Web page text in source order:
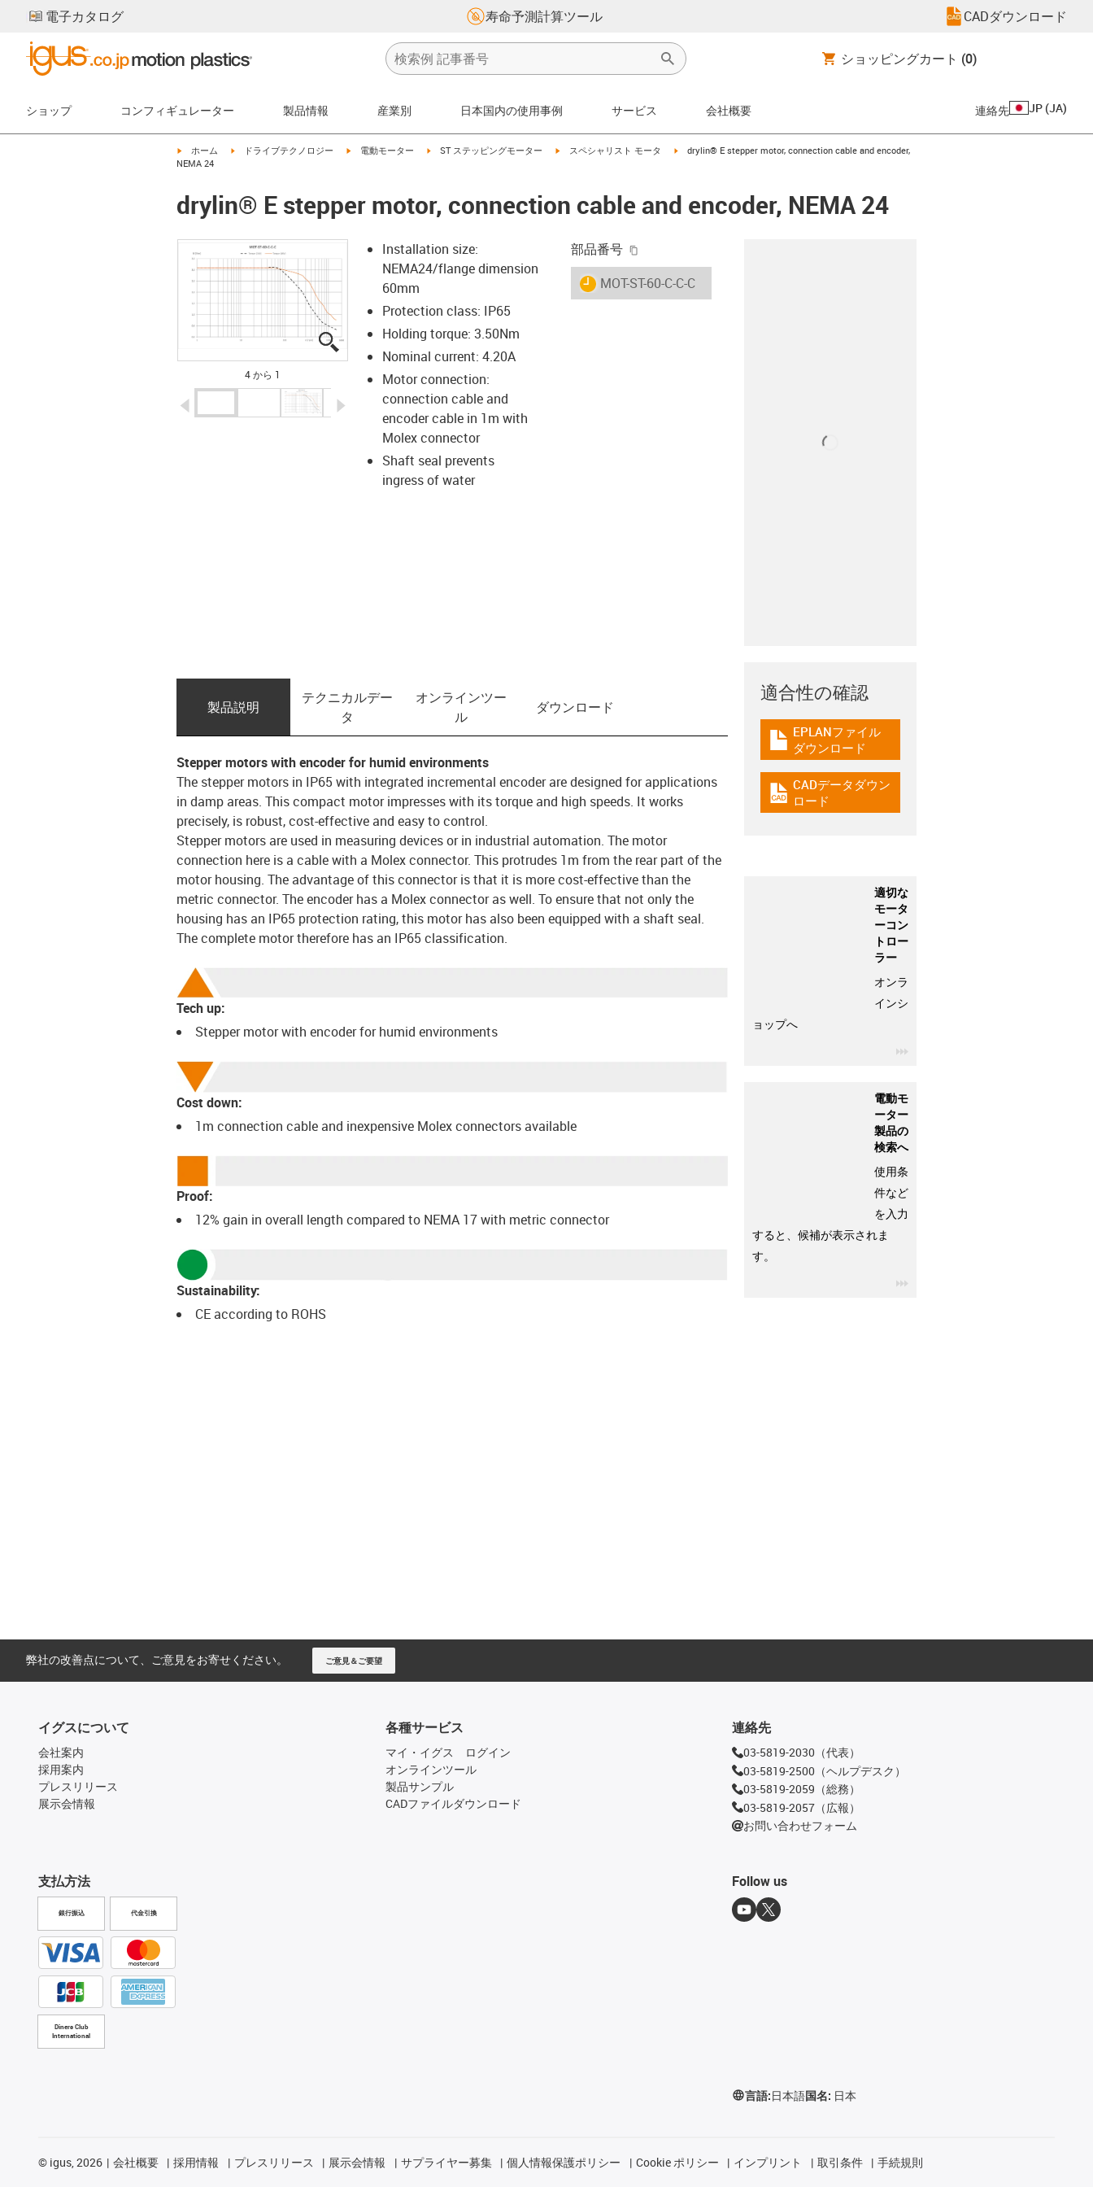
電子カタログ 寿命予測計算ツール CADダウンロード
ショッピングカート (0)
ショップ コンフィギュレーター 製品情報 産業別 日本国内の使用事例 サービス 会社概要 連絡先 JP (JA)
igus-icon-arrow-right
ホーム igus-icon-arrow-right
ドライブテクノロジー igus-icon-arrow-right
電動モーター igus-icon-arrow-right
ST ステッピングモーター igus-icon-arrow-right
スペシャリスト モータ igus-icon-arrow-right
drylin® E stepper motor, connection cable and encoder,
NEMA 24
drylin® E stepper motor, connection cable and encoder, NEMA 24
igus-icon-lupe
igus-icon-lupe
igus-icon-lupe
igus-icon-lupe
4 から 1
igus-icon-arrow-right
Installation size:
NEMA24/flange dimension
60mm
Protection class: IP65
Holding torque: 3.50Nm
Nominal current: 4.20A
Motor connection:
connection cable and
encoder cable in 1m with
Molex connector
Shaft seal prevents
ingress of water
部品番号
igus-icon-lieferzeit
MOT-ST-60-C-C-C
製品説明
テクニカルデー
タ
オンラインツー
ル
ダウンロード
Stepper motors with encoder for humid environments
The stepper motors in IP65 with integrated incremental encoder are designed for applications
in damp areas. This compact motor impresses with its torque and high speeds. It works
precisely, is robust, cost-effective and easy to control.
Stepper motors are used in measuring devices or in industrial automation. The motor
connection here is a cable with a Molex connector. This protrudes 1m from the rear part of the
motor housing. The advantage of this connector is that it is more cost-effective than the
metric connector. The encoder has a Molex connector as well. To ensure that not only the
housing has an IP65 protection rating, this motor has also been equipped with a shaft seal.
The complete motor therefore has an IP65 classification.
Tech up:
Stepper motor with encoder for humid environments
Cost down:
1m connection cable and inexpensive Molex connectors available
Proof:
12% gain in overall length compared to NEMA 17 with metric connector
Sustainability:
CE according to ROHS
適合性の確認
igus-icon-download-plan
EPLANファイル
ダウンロード
igus-icon-cad-dateien
CADデータダウン
ロード
適切な
モータ
ーコン
トロー
ラー
オンラ
インシ
ョップへ
電動モ
ーター
製品の
検索へ
使用条
件など
を入力
すると、候補が表示されま
す。
弊社の改善点について、ご意見をお寄せください。 ご意見＆ご要望
イグスについて
会社案内
採用案内
プレスリリース
展示会情報
支払方法
銀行振込 代金引換
Diners Club
International
各種サービス
マイ・イグス ログイン
オンラインツール
製品サンプル
CADファイルダウンロード
連絡先
03-5819-2030（代表）
03-5819-2500（ヘルプデスク）
03-5819-2059（総務）
03-5819-2057（広報）
お問い合わせフォーム
Follow us
言語:日本語国名: 日本
© igus, 2026 会社概要 採用情報 プレスリリース 展示会情報 サプライヤー募集 個人情報保護ポリシー Cookie ポリシー インプリント 取引条件 手続規則